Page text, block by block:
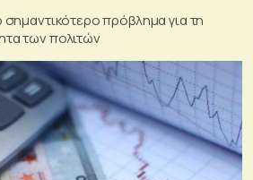
σημαντικότερο πρόβλημα για τη
των πολιτών